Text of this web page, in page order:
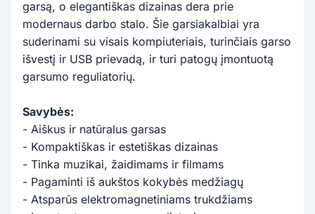
garsą, o elegantiškas dizainas dera prie
modernaus darbo stalo. Šie garsiakalbiai yra
suderinami su visais kompiuteriais, turinčiais garso
išvestį ir USB prievadą, ir turi patogų įmontuotą
garsumo reguliatorių.
Savybės:
- Aiškus ir natūralus garsas
- Kompaktiškas ir estetiškas dizainas
- Tinka muzikai, žaidimams ir filmams
- Pagaminti iš aukštos kokybės medžiagų
- Atsparūs elektromagnetiniams trukdžiams